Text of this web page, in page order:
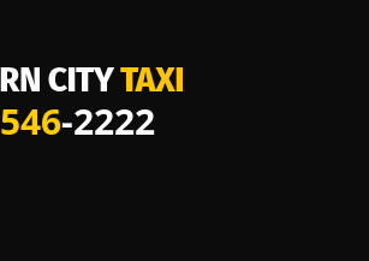
546-2222